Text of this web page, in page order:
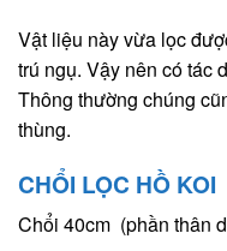
Vật liệu này vừa lọc
trú ngụ. Vậy nên có tác
Thông thường chúng
thùng.
CHỔI LỌC HỒ KOI
Chổi 40cm (phần thân